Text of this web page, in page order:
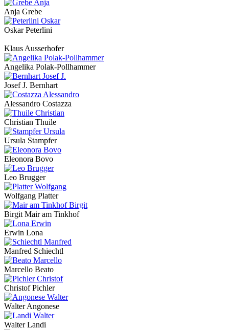
Anja Grebe
Oskar Peterlini
Klaus Ausserhofer
Angelika Polak-Pollhammer
Josef J. Bernhart
Alessandro Costazza
Christian Thuile
Ursula Stampfer
Eleonora Bovo
Leo Brugger
Wolfgang Platter
Birgit Mair am Tinkhof
Erwin Lona
Manfred Schiechtl
Marcello Beato
Christof Pichler
Walter Angonese
Walter Landi